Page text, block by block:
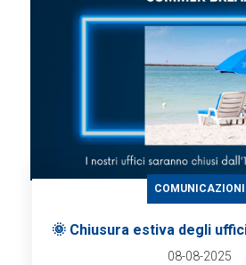
COMUNICAZIONI
🌞 Chiusura estiva degli
08-08-2025